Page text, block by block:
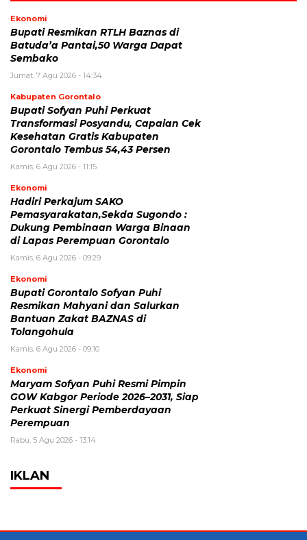
Ekonomi
Bupati Resmikan RTLH Baznas di
Batuda’a Pantai,50 Warga Dapat
Sembako
Jumat, 7 Agu 2026 - 14:34
Kabupaten Gorontalo
Bupati Sofyan Puhi Perkuat
Transformasi Posyandu, Capaian Cek
Kesehatan Gratis Kabupaten
Gorontalo Tembus 54,43 Persen
Kamis, 6 Agu 2026 - 11:15
Ekonomi
Hadiri Perkajum SAKO
Pemasyarakatan,Sekda Sugondo :
Dukung Pembinaan Warga Binaan
di Lapas Perempuan Gorontalo
Kamis, 6 Agu 2026 - 09:29
Ekonomi
Bupati Gorontalo Sofyan Puhi
Resmikan Mahyani dan Salurkan
Bantuan Zakat BAZNAS di
Tolangohula
Kamis, 6 Agu 2026 - 09:10
Ekonomi
Maryam Sofyan Puhi Resmi Pimpin
GOW Kabgor Periode 2026–2031, Siap
Perkuat Sinergi Pemberdayaan
Perempuan
Rabu, 5 Agu 2026 - 13:14
IKLAN